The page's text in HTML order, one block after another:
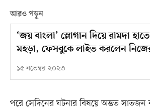
আরও পড়ুন
‘জয় বাংলা’ স্লোগান দিয়ে রামদা হাতে
মহড়া, ফেসবুকে লাইভ করলেন
১৫ নভেম্বর ২০২৩
পরে সেদিনের ঘটনার বিষয়ে অন্তত সাতজন